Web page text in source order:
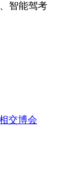
智能驾考
交博会